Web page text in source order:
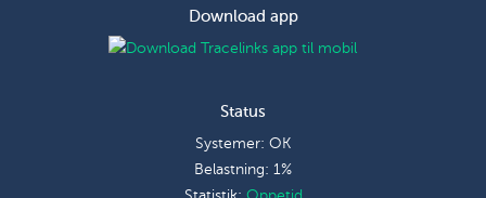
Download app
Status
Systemer: OK
Belastning: 1%